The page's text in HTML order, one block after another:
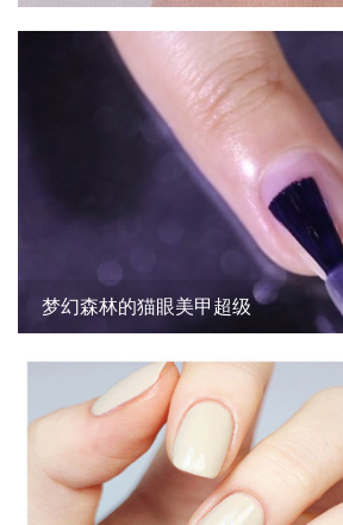
梦幻森林的猫眼美甲超级